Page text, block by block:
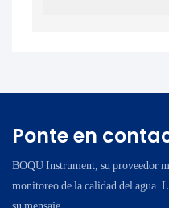
Ponte en
BOQU Instrument, su proveedor
monitoreo de la calidad del agua.